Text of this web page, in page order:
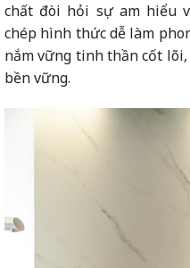
chất đòi hỏi sự am hiểu
chép hình thức dễ làm
nắm vững tinh thần cốt
bền vững.